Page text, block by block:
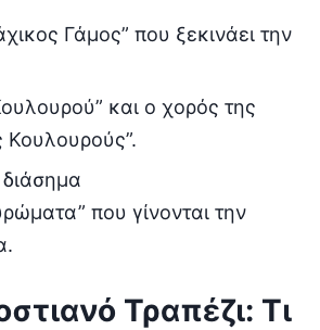
Γάμος” που ξεκινάει την
και ο χορός της
Κουλουρούς”.
που γίνονται την
Τραπέζι: Τι